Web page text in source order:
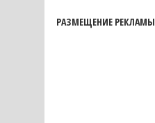
РАЗМЕЩЕНИЕ РЕКЛАМЫ